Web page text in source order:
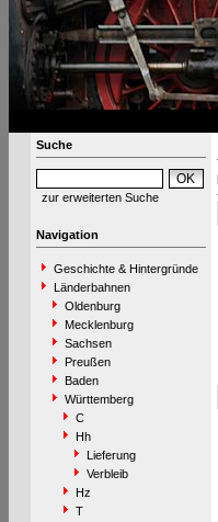
Suche
zur erweiterten Suche
Navigation
Geschichte & Hintergründe
Länderbahnen
Oldenburg
Mecklenburg
Sachsen
Preußen
Baden
Württemberg
C
Hh
Lieferung
Verbleib
Hz
T